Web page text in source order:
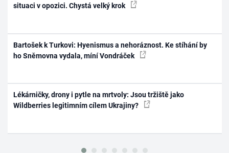
situaci v opozici. Chystá velký krok
Bartošek k Turkovi: Hyenismus a nehoráznost. Ke stíhání by
ho Sněmovna vydala, míní Vondráček
Lékárničky, drony i pytle na mrtvoly: Jsou tržiště jako
Wildberries legitimním cílem Ukrajiny?